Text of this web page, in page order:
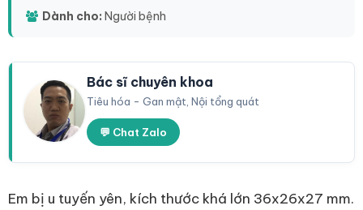
Dành cho: Người bệnh
Bác sĩ chuyên khoa
Tiêu hóa - Gan mật, Nội tổng quát
💬 Chat Zalo
Em bị u tuyến yên, kích thước khá lớn 36x26x27 mm.